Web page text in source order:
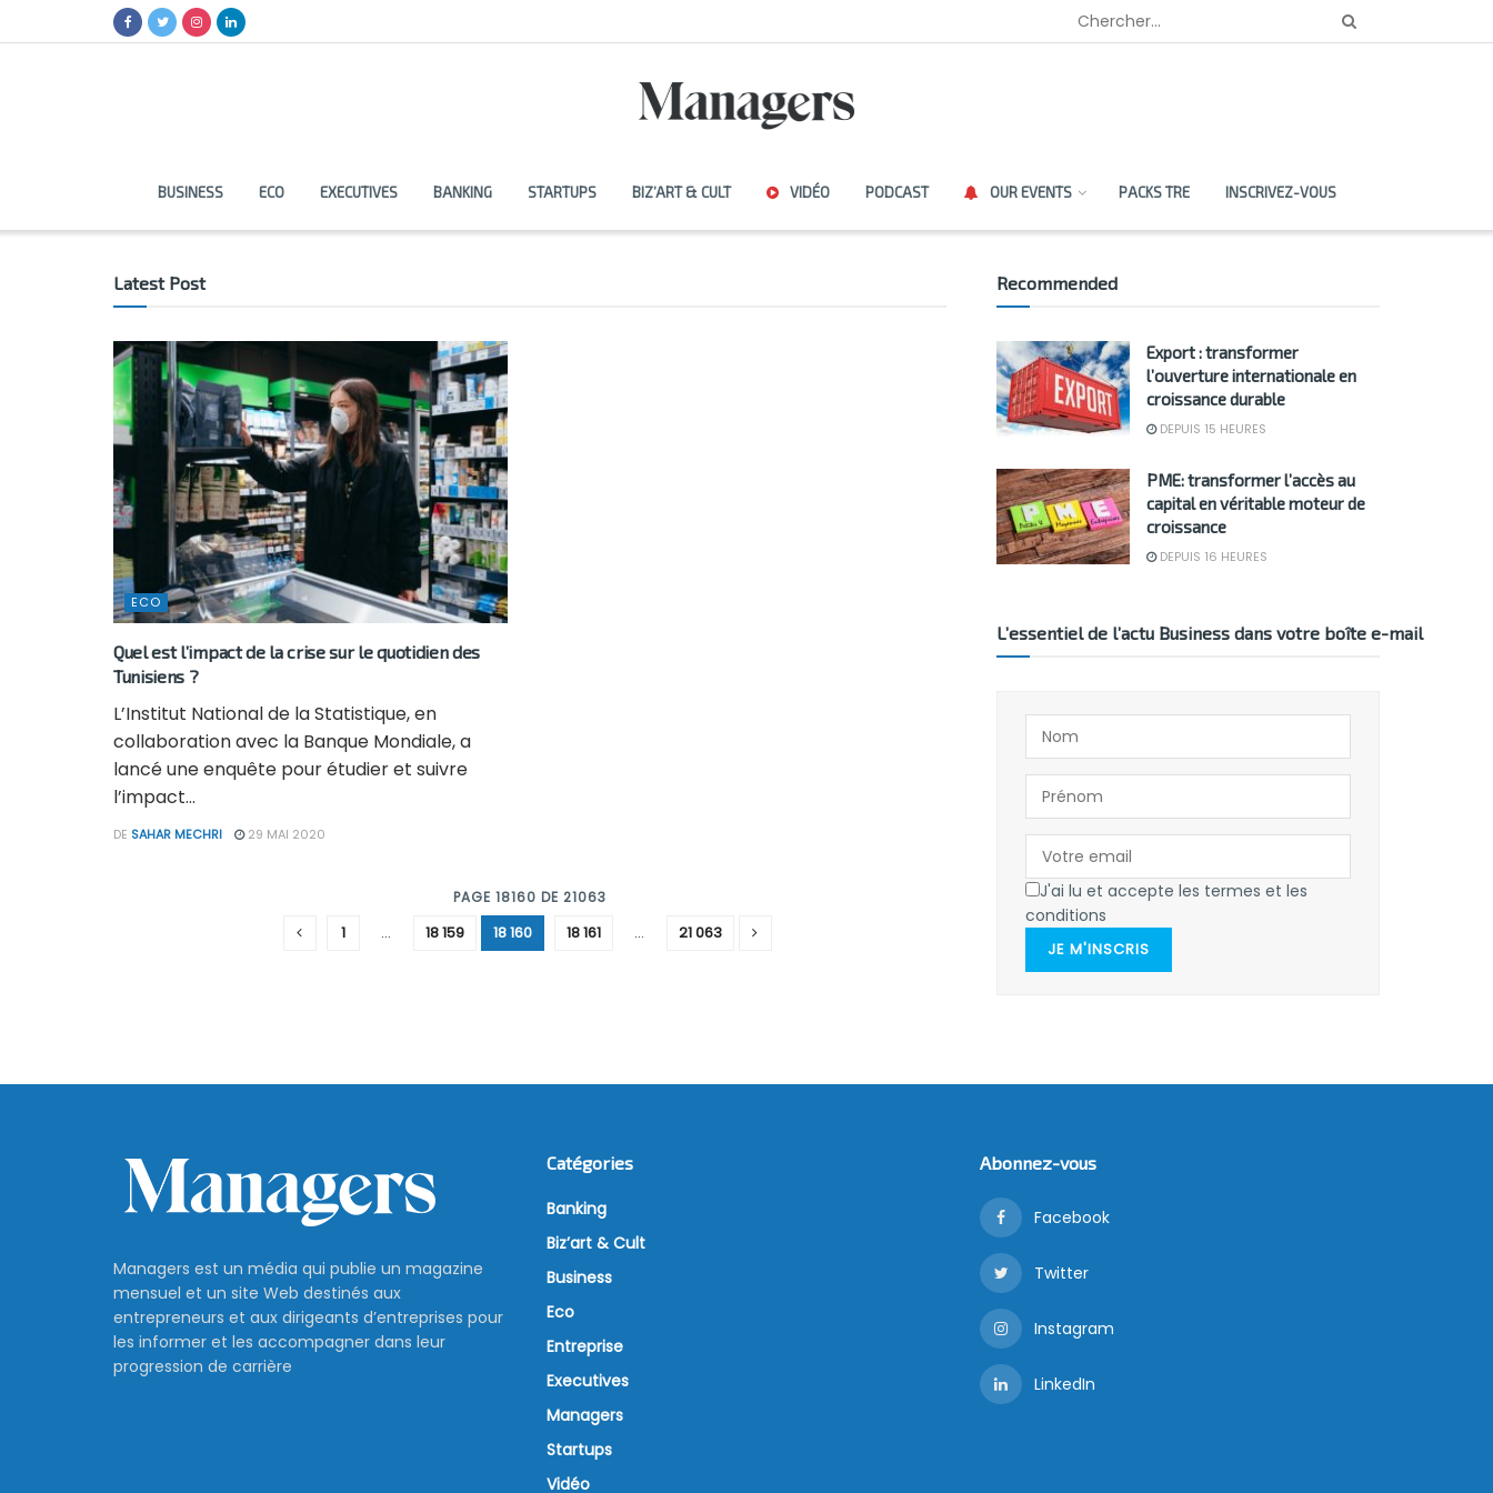
BUSINESS ECO EXECUTIVES BANKING STARTUPS BIZ’ART & CULT VIDÉO PODCAST OUR EVENTS PACKS TRE INSCRIVEZ-VOUS
Latest Post
ECO
Quel est l’impact de la crise sur le quotidien des
Tunisiens ?
L’Institut National de la Statistique, en
collaboration avec la Banque Mondiale, a
lancé une enquête pour étudier et suivre
l’impact...
DE SAHAR MECHRI 29 MAI 2020
PAGE 18160 DE 21063
1 … 18 159 18 160 18 161 … 21 063
Recommended
Export : transformer
l’ouverture internationale en
croissance durable
DEPUIS 15 HEURES
PME: transformer l’accès au
capital en véritable moteur de
croissance
DEPUIS 16 HEURES
L’essentiel de l’actu Business dans votre boîte e-mail
J'ai lu et accepte les termes et les
conditions
JE M'INSCRIS
Managers est un média qui publie un magazine
mensuel et un site Web destinés aux
entrepreneurs et aux dirigeants d’entreprises pour
les informer et les accompagner dans leur
progression de carrière
Catégories
Banking
Biz’art & Cult
Business
Eco
Entreprise
Executives
Managers
Startups
Vidéo
Abonnez-vous
Facebook
Twitter
Instagram
LinkedIn